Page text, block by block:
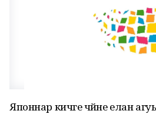
Японнар кичәге чәйне елан